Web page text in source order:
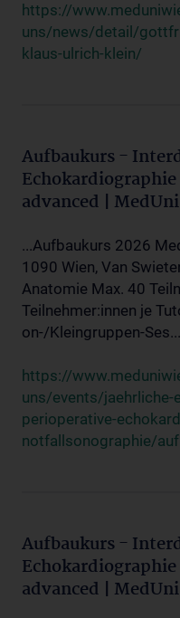
https://
uns/news/detail/
klaus-ulrich-klein/
Aufbaukurs -
advanced |
...Aufbaukurs 2026
1090 Wien, Van
Anatomie Max. 40
Teilnehmer:innen je
on-/Kleingruppen-Ses...
https://
uns/events/
perioperative-
notfallsonographie/
Aufbaukurs -
advanced |